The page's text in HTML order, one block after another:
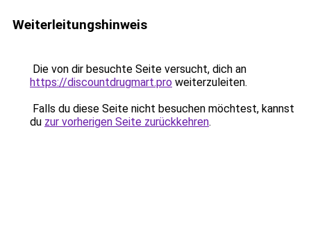
Weiterleitungshinweis
Die von dir besuchte Seite versucht, dich an
https://discountdrugmart.pro weiterzuleiten.
Falls du diese Seite nicht besuchen möchtest, kannst
du zur vorherigen Seite zurückkehren.